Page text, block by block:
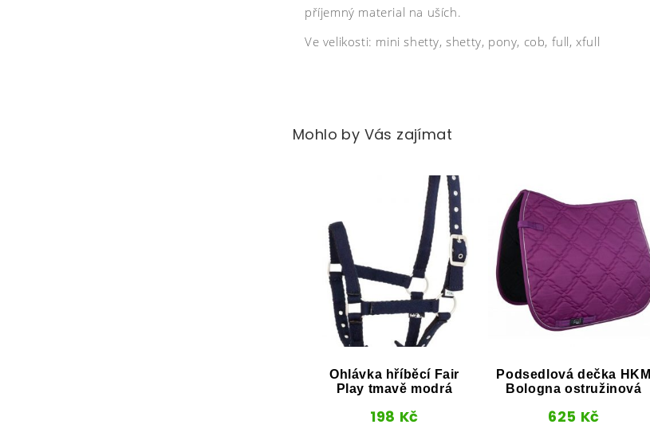
příjemný material na uších.
Ve velikosti: mini shetty, shetty, pony, cob, full, xfull
Mohlo by Vás zajímat
Ohlávka hříběcí Fair
Play tmavě modrá
198 Kč
Podsedlová dečka HKM
Bologna ostružinová
625 Kč